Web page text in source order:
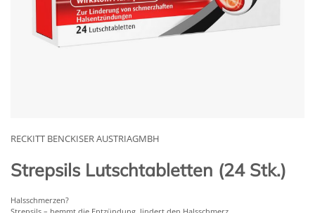
RECKITT BENCKISER AUSTRIAGMBH
Strepsils Lutschtabletten (24 Stk.)
Halsschmerzen?